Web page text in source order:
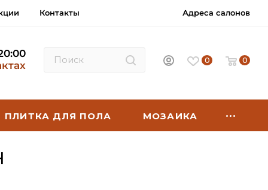
Контакты Адреса салонов
0 0
ПЛИТКА ДЛЯ ПОЛА МОЗАИКА